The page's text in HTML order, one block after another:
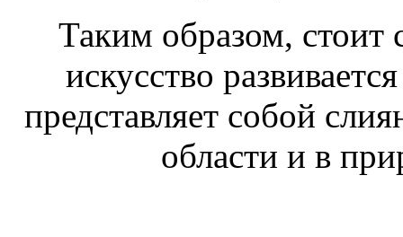
Таким образом, стоит
искусство
представляет собой
области и в